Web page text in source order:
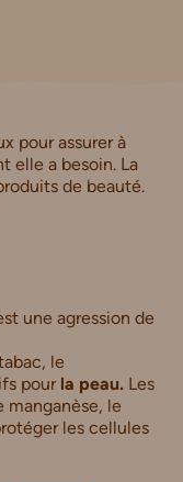
pour assurer à
elle a besoin. La
de beauté.
une agression de
le
pour la peau. Les
manganèse, le
les cellules